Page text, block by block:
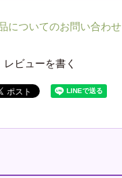
についてのお問い合わせ
レビューを書く